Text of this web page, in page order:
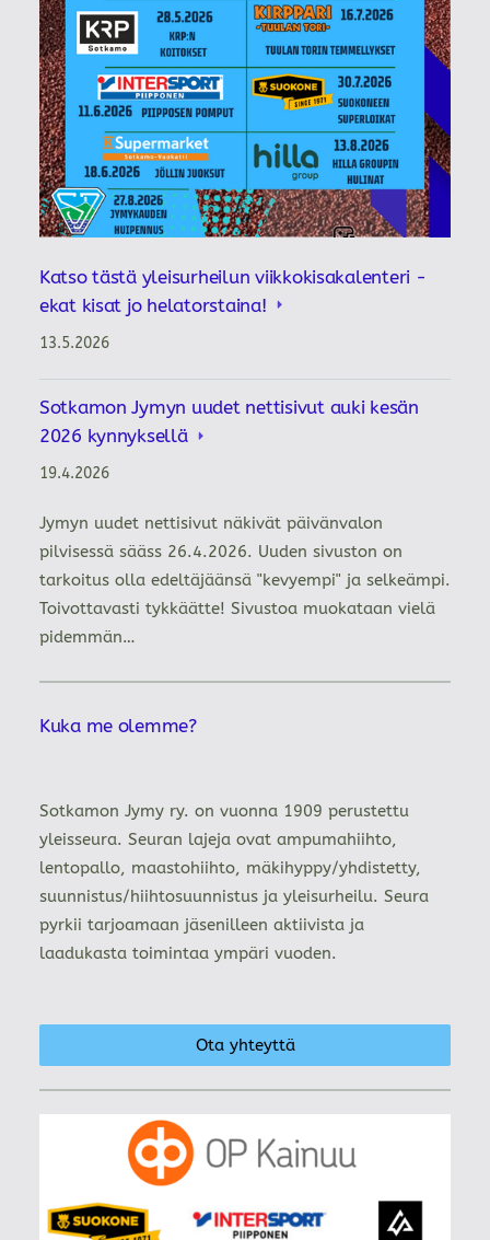
Katso tästä yleisurheilun viikkokisakalenteri -
ekat kisat jo helatorstaina!
13.5.2026
Sotkamon Jymyn uudet nettisivut auki kesän
2026 kynnyksellä
19.4.2026
Jymyn uudet nettisivut näkivät päivänvalon
pilvisessä sääss 26.4.2026. Uuden sivuston on
tarkoitus olla edeltäjäänsä "kevyempi" ja selkeämpi.
Toivottavasti tykkäätte! Sivustoa muokataan vielä
pidemmän…
Kuka me olemme?
Sotkamon Jymy ry. on vuonna 1909 perustettu
yleisseura. Seuran lajeja ovat ampumahiihto,
lentopallo, maastohiihto, mäkihyppy/yhdistetty,
suunnistus/hiihtosuunnistus ja yleisurheilu. Seura
pyrkii tarjoamaan jäsenilleen aktiivista ja
laadukasta toimintaa ympäri vuoden.
Ota yhteyttä